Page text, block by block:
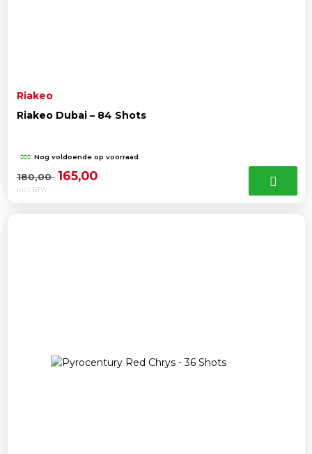
Riakeo
Riakeo Dubai – 84 Shots
Nog voldoende op voorraad
180,00 Oorspronkelijke
165,00
Incl. BTW